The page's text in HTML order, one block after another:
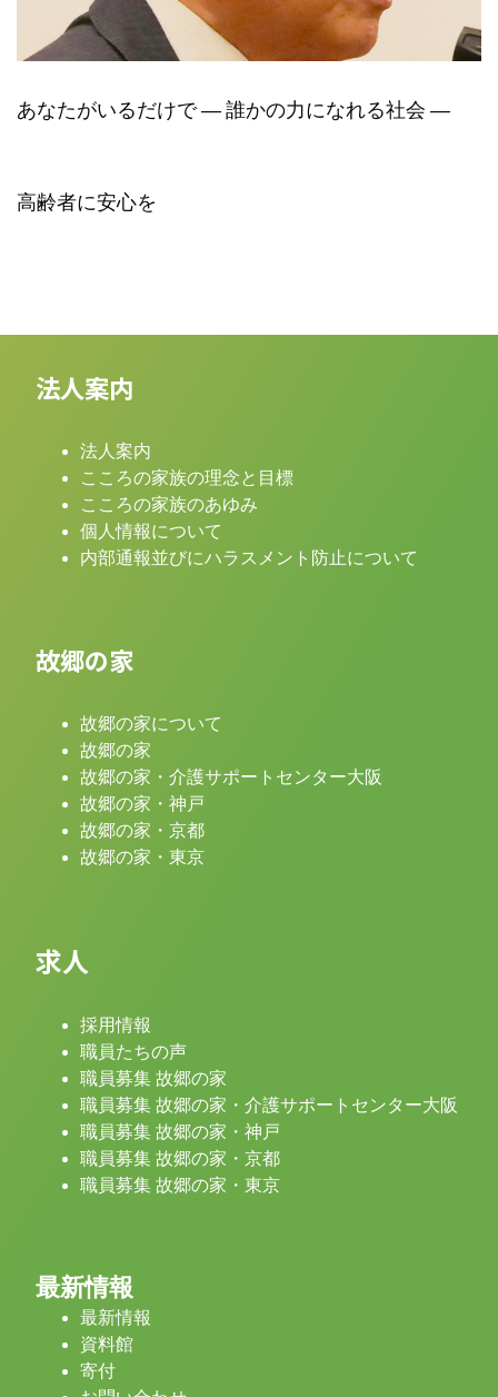
あなたがいるだけで ― 誰かの力になれる社会 ―
高齢者に安心を
法人案内
法人案内
こころの家族の理念と目標
こころの家族のあゆみ
個人情報について
内部通報並びにハラスメント防止について
故郷の家
故郷の家について
故郷の家
故郷の家・介護サポートセンター大阪
故郷の家・神戸
故郷の家・京都
故郷の家・東京
求人
採用情報
職員たちの声
職員募集 故郷の家
職員募集 故郷の家・介護サポートセンター大阪
職員募集 故郷の家・神戸
職員募集 故郷の家・京都
職員募集 故郷の家・東京
最新情報
最新情報
資料館
寄付